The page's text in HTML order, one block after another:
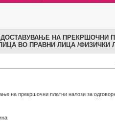
НА ПРЕКРШОЧНИ
ВО ПРАВНИ ЛИЦА /ФИЗИЧКИ
на прекршочни платни налози за